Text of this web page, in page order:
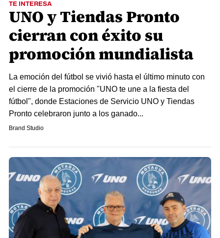
TE INTERESA
UNO y Tiendas Pronto
cierran con éxito su
promoción mundialista
La emoción del fútbol se vivió hasta el último minuto con
el cierre de la promoción "UNO te une a la fiesta del
fútbol", donde Estaciones de Servicio UNO y Tiendas
Pronto celebraron junto a los ganado...
Brand Studio